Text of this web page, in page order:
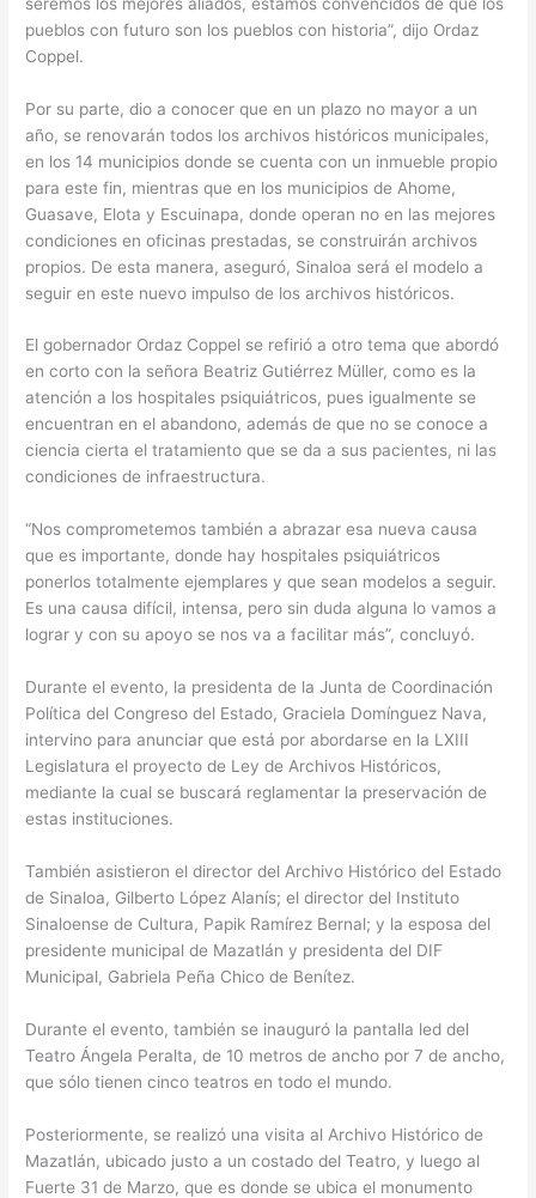
pueblos con futuro son los pueblos con historia”, dijo Ordaz
Coppel.
Por su parte, dio a conocer que en un plazo no mayor a un
año, se renovarán todos los archivos históricos municipales,
en los 14 municipios donde se cuenta con un inmueble propio
para este fin, mientras que en los municipios de Ahome,
Guasave, Elota y Escuinapa, donde operan no en las mejores
condiciones en oficinas prestadas, se construirán archivos
propios. De esta manera, aseguró, Sinaloa será el modelo a
seguir en este nuevo impulso de los archivos históricos.
El gobernador Ordaz Coppel se refirió a otro tema que abordó
en corto con la señora Beatriz Gutiérrez Müller, como es la
atención a los hospitales psiquiátricos, pues igualmente se
encuentran en el abandono, además de que no se conoce a
ciencia cierta el tratamiento que se da a sus pacientes, ni las
condiciones de infraestructura.
“Nos comprometemos también a abrazar esa nueva causa
que es importante, donde hay hospitales psiquiátricos
ponerlos totalmente ejemplares y que sean modelos a seguir.
Es una causa difícil, intensa, pero sin duda alguna lo vamos a
lograr y con su apoyo se nos va a facilitar más”, concluyó.
Durante el evento, la presidenta de la Junta de Coordinación
Política del Congreso del Estado, Graciela Domínguez Nava,
intervino para anunciar que está por abordarse en la LXIII
Legislatura el proyecto de Ley de Archivos Históricos,
mediante la cual se buscará reglamentar la preservación de
estas instituciones.
También asistieron el director del Archivo Histórico del Estado
de Sinaloa, Gilberto López Alanís; el director del Instituto
Sinaloense de Cultura, Papik Ramírez Bernal; y la esposa del
presidente municipal de Mazatlán y presidenta del DIF
Municipal, Gabriela Peña Chico de Benítez.
Durante el evento, también se inauguró la pantalla led del
Teatro Ángela Peralta, de 10 metros de ancho por 7 de ancho,
que sólo tienen cinco teatros en todo el mundo.
Posteriormente, se realizó una visita al Archivo Histórico de
Mazatlán, ubicado justo a un costado del Teatro, y luego al
Fuerte 31 de Marzo, que es donde se ubica el monumento